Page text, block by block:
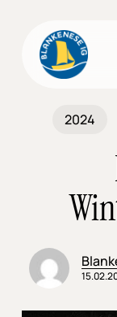
content
2024